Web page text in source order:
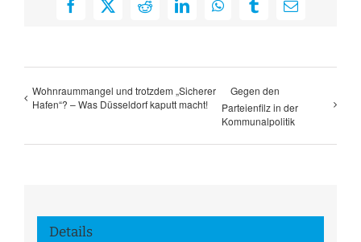
Facebook
X RedditLinkedInWhatsAppTumblrE-
Wohnraummangel und trotzdem „Sicherer
Hafen“? – Was Düsseldorf kaputt macht!
Gegen den
Parteienfilz in der
Kommunalpolitik
Details